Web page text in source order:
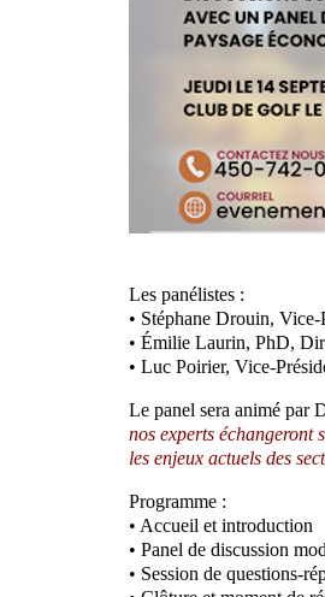
Les panélistes :
• Stéphane Drouin,
• Émilie Laurin, PhD,
• Luc Poirier, Vice-
Le panel sera animé par
nos experts échangeront
les enjeux actuels des
Programme :
• Accueil et introduction
• Panel de discussion
• Session de questions-